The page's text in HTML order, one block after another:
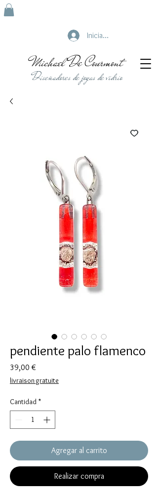
Michael De Courmont
Diseñadores de joyas de vidrio
Iniciar sesión
pendiente palo flamenco
39,00 €
livraison gratuite
Cantidad *
Agregar al carrito
Realizar compra